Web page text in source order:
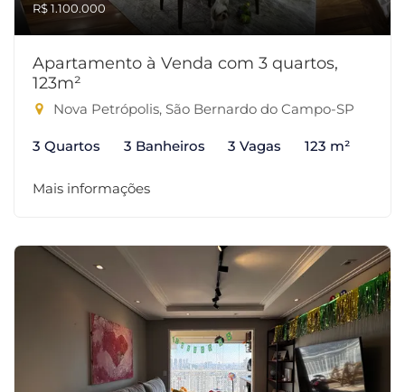
R$ 1.100.000
Apartamento à Venda com 3 quartos,
123m²
Nova Petrópolis, São Bernardo do Campo-SP
3 Quartos 3 Banheiros 3 Vagas 123 m²
Mais informações